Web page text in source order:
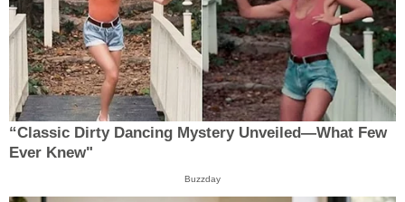
“Classic Dirty Dancing Mystery Unveiled—What Few
Ever Knew"
Buzzday